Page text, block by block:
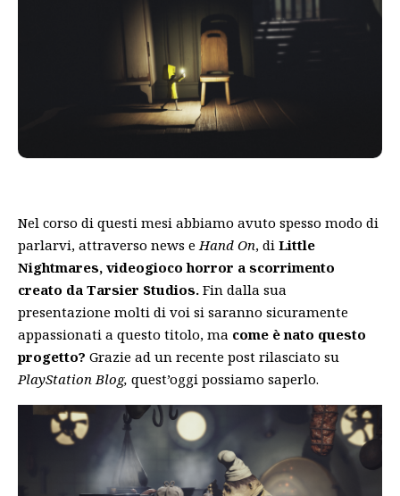
Nel corso di questi mesi abbiamo avuto spesso modo di
parlarvi, attraverso news e Hand On, di Little
Nightmares, videogioco horror a scorrimento
creato da Tarsier Studios. Fin dalla sua
presentazione molti di voi si saranno sicuramente
appassionati a questo titolo, ma come è nato questo
progetto? Grazie ad un recente post rilasciato su
PlayStation Blog, quest’oggi possiamo saperlo.